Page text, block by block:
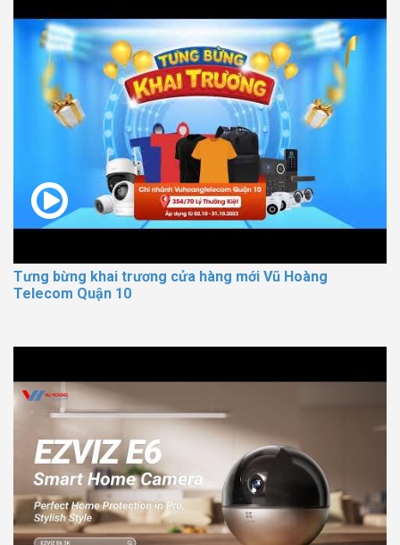
Tưng bừng khai trương cửa hàng mới Vũ Hoàng
Telecom Quận 10